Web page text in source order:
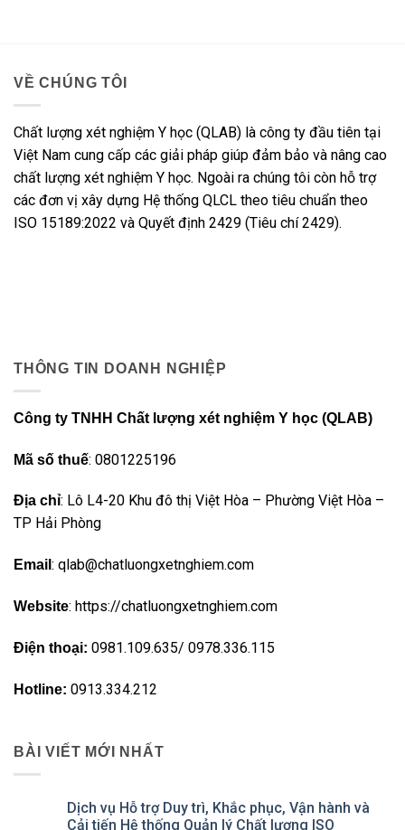
VỀ CHÚNG TÔI
Chất lượng xét nghiệm Y học (QLAB) là công ty đầu tiên tại
Việt Nam cung cấp các giải pháp giúp đảm bảo và nâng cao
chất lượng xét nghiệm Y học. Ngoài ra chúng tôi còn hỗ trợ
các đơn vị xây dựng Hệ thống QLCL theo tiêu chuẩn theo
ISO 15189:2022 và Quyết định 2429 (Tiêu chí 2429).
THÔNG TIN DOANH NGHIỆP
Công ty TNHH Chất lượng xét nghiệm Y học (QLAB)
Mã số thuế: 0801225196
Địa chỉ: Lô L4-20 Khu đô thị Việt Hòa – Phường Việt Hòa –
TP Hải Phòng
Email : qlab@chatluongxetnghiem.com
Website: https://chatluongxetnghiem.com
Điện thoại: 0981.109.635/ 0978.336.115
Hotline: 0913.334.212
BÀI VIẾT MỚI NHẤT
Dịch vụ Hỗ trợ Duy trì, Khắc phục, Vận hành và
Cải tiến Hệ thống Quản lý Chất lượng ISO